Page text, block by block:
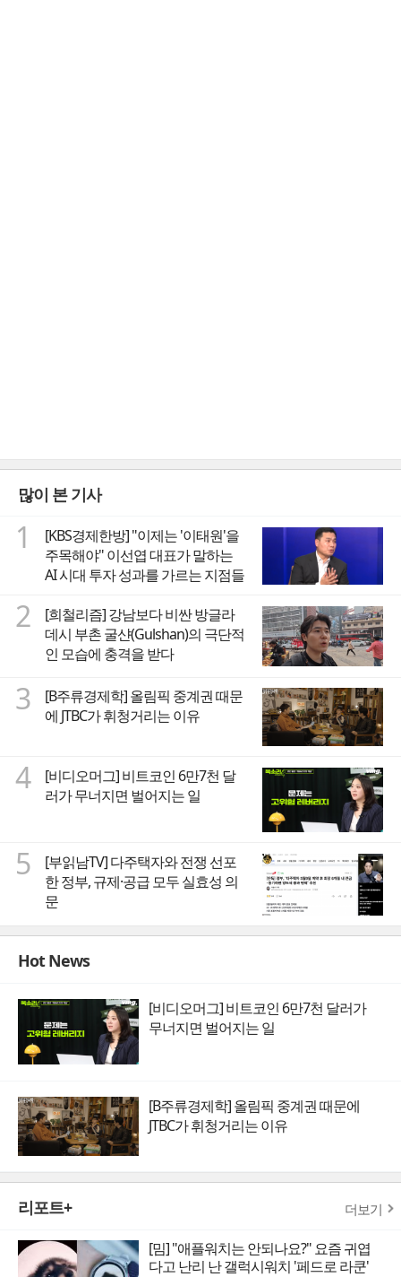
많이 본 기사
1
[KBS경제한방] "이제는 '이태원'을
주목해야" 이선엽 대표가 말하는
AI 시대 투자 성과를 가르는 지점들
2
[희철리즘] 강남보다 비싼 방글라
데시 부촌 굴샨(Gulshan)의 극단적
인 모습에 충격을 받다
3
[B주류경제학] 올림픽 중계권 때문
에 JTBC가 휘청거리는 이유
4
[비디오머그] 비트코인 6만7천 달
러가 무너지면 벌어지는 일
5
[부읽남TV] 다주택자와 전쟁 선포
한 정부, 규제·공급 모두 실효성 의
문
Hot News
[비디오머그] 비트코인 6만7천 달러가
무너지면 벌어지는 일
[B주류경제학] 올림픽 중계권 때문에
JTBC가 휘청거리는 이유
리포트+ 더보기
[밈] "애플워치는 안되나요?" 요즘 귀엽
다고 난리 난 갤럭시워치 '페드로 라쿤'